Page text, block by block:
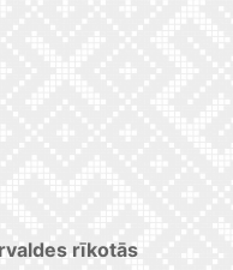
rīkotās